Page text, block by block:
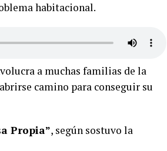
habitacional.
a muchas familias de la
camino para conseguir su
Propia”, según sostuvo la